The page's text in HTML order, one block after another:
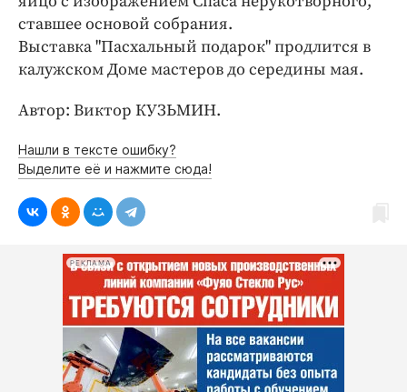
Интересное чтиво
Клиника года
Бренд года
ставшее основой собрания.
Выставка "Пасхальный подарок" продлится в
калужском Доме мастеров до середины мая.
Автор: Виктор КУЗЬМИН.
Нашли в тексте ошибку?
Выделите её и нажмите сюда!
РЕКЛАМА